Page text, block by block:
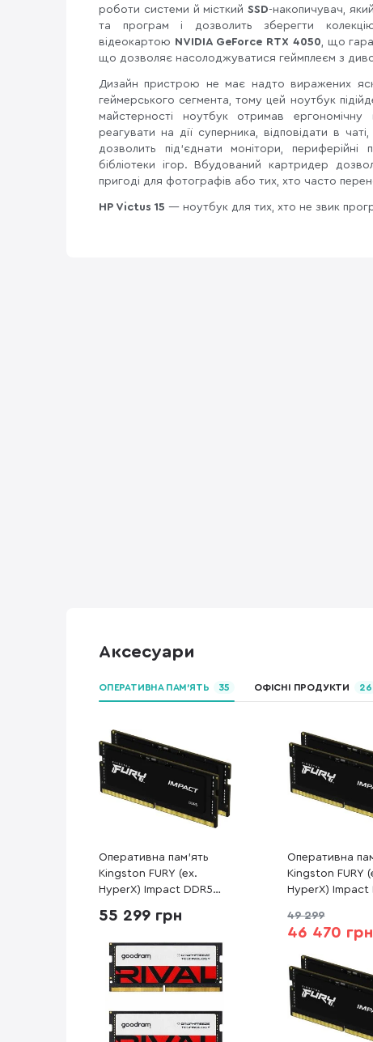
роботи системи й місткийSSD-накопичувач,
та програм і дозволить зберегти
відеокартою NVIDIA GeForce RTX 4050, що
що дозволяє насолоджуватися геймплеєм з
Дизайн пристрою не має надто виражених
геймерського сегмента, тому цей ноутбук
майстерності ноутбук отримав
реагувати на дії суперника, відповідати в
дозволить під'єднати монітори, периферійні
бібліотеки ігор. Вбудований картридер
пригоді для фотографів або тих, хто часто
HP Victus 15 — ноутбук для тих, хто не звик
Аксесуари
ОПЕРАТИВНА ПАМ’ЯТЬ 35 ОФІСНІ ПРОДУКТИ 26
Оперативна пам’ять
Kingston FURY (ex.
HyperX) Impact DDR5
64)
55 299 грн
Оперативна
Kingston FURY
HyperX) Impact
64)
49 299
46 470 грн